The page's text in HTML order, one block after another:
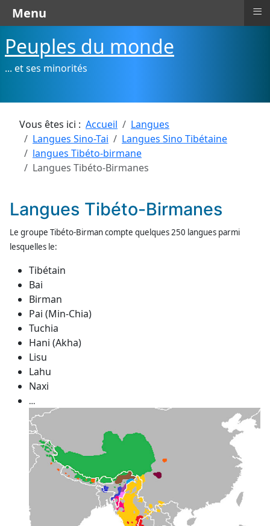
Peuples du monde
... et ses minorités
Vous êtes ici : Accueil
Langues
Langues Sino-Tai
Langues Sino Tibétaine
langues Tibéto-birmane
Langues Tibéto-Birmanes
Langues Tibéto-Birmanes
Le groupe Tibéto-Birman compte quelques 250 langues parmi
lesquelles le:
Tibétain
Bai
Birman
Pai (Min-Chia)
Tuchia
Hani (Akha)
Lisu
Lahu
Naxi
…
Menu ≡